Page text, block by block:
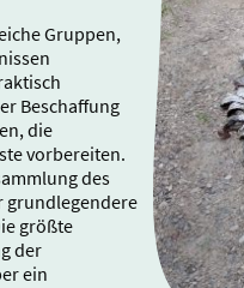
Gruppen,
Beschaffung
die
vorbereiten.
des
grundlegendere
größte
der
ein